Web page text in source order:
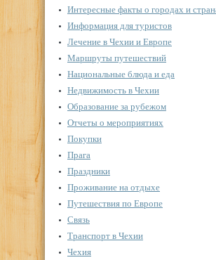
Интересные факты о городах и
Информация для туристов
Лечение в Чехии и Европе
Маршруты путешествий
Национальные блюда и еда
Недвижимость в Чехии
Образование за рубежом
Отчеты о мероприятиях
Покупки
Прага
Праздники
Проживание на отдыхе
Путешествия по Европе
Связь
Транспорт в Чехии
Чехия